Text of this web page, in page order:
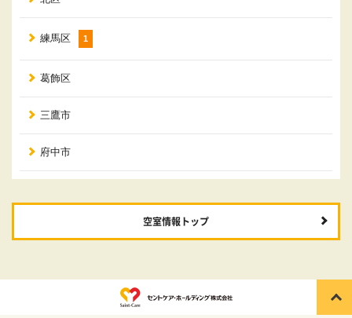
練馬区 1
葛飾区
三鷹市
府中市
空室情報トップ